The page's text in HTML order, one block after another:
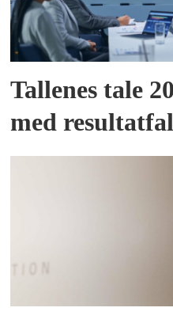
Tallenes tale
med